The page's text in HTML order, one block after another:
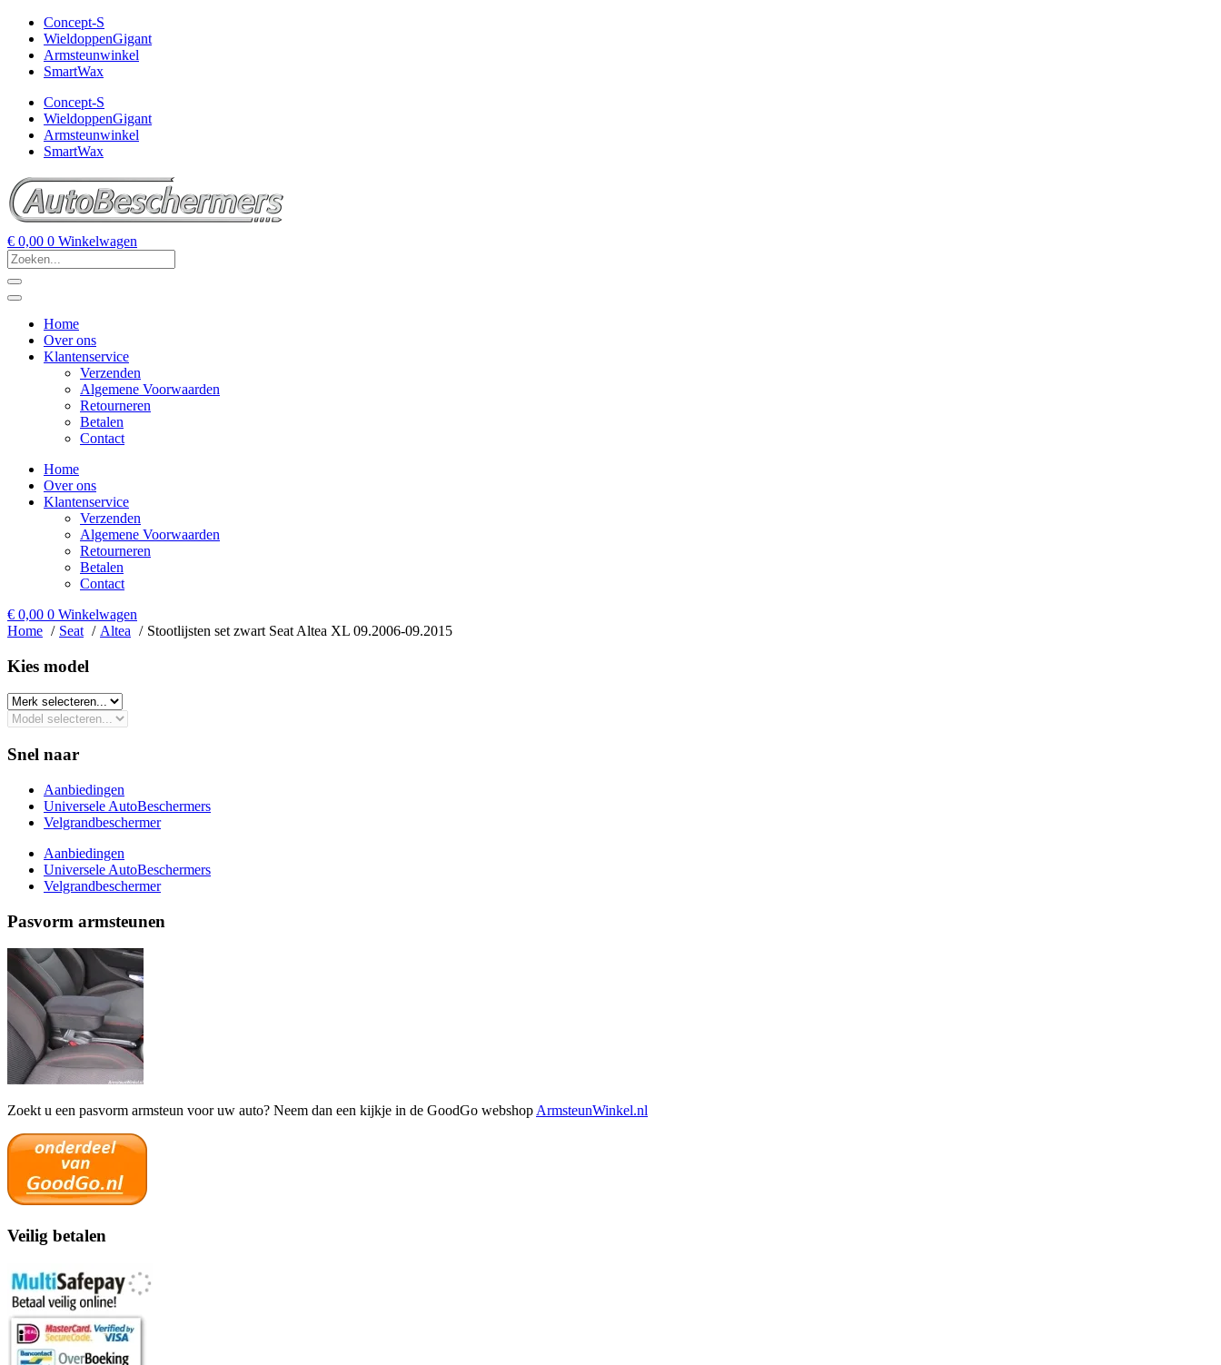
Concept-S
WieldoppenGigant
Armsteunwinkel
SmartWax
Concept-S
WieldoppenGigant
Armsteunwinkel
SmartWax
€ 0,00 0 Winkelwagen
Home
Over ons
Klantenservice
Verzenden
Algemene Voorwaarden
Retourneren
Betalen
Contact
Home
Over ons
Klantenservice
Verzenden
Algemene Voorwaarden
Retourneren
Betalen
Contact
€ 0,00 0 Winkelwagen
Home
Seat Altea Stootlijsten set zwart Seat Altea XL 09.2006-09.2015
Kies model​
Snel naar
Aanbiedingen
Universele AutoBeschermers
Velgrandbeschermer
Aanbiedingen
Universele AutoBeschermers
Velgrandbeschermer
Pasvorm armsteunen
Zoekt u een pasvorm armsteun voor uw auto? Neem dan een kijkje in de GoodGo webshop ArmsteunWinkel.nl
Veilig betalen